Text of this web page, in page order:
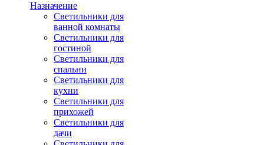
Назначение
Светильники для
ванной комнаты
Светильники для
гостиной
Светильники для
спальни
Светильники для
кухни
Светильники для
прихожей
Светильники для
дачи